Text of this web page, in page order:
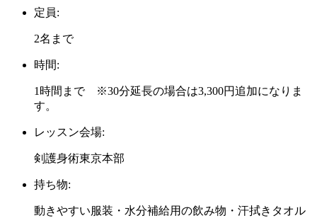
定員:
2名まで
時間:
1時間まで ※30分延長の場合は3,300円追加になりま
す。
レッスン会場:
剣護身術東京本部
持ち物:
動きやすい服装・水分補給用の飲み物・汗拭きタオル